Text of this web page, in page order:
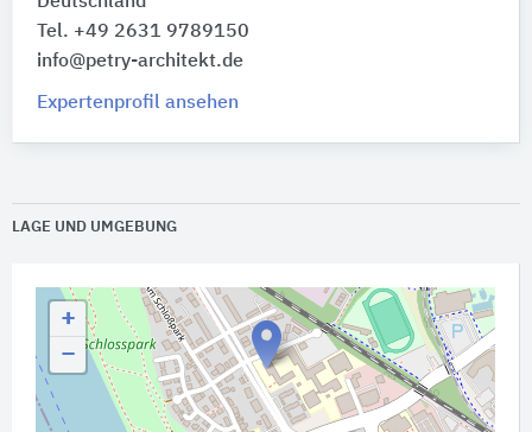
Tel. +49 2631 9789150
info@petry-architekt.de
Expertenprofil ansehen
LAGE UND UMGEBUNG
+
−